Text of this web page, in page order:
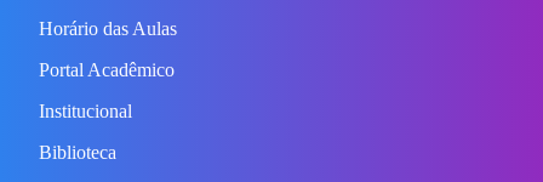
Horário das Aulas
Portal Acadêmico
Institucional
Biblioteca